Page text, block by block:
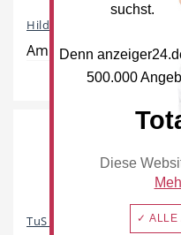
News
Hildener Allgemeine
Am Holterhöfchen 22,
TuS 96 Turn- und
suchst.
Denn
500.000
Diese
✓ ALLE